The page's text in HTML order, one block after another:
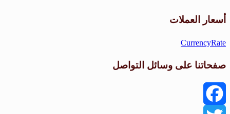
أسعار العملات
CurrencyRate
صفحاتنا على وسائل التواصل